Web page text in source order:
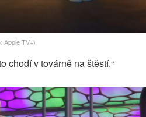
Apple TV+)
chodí v továrně na štěstí.“